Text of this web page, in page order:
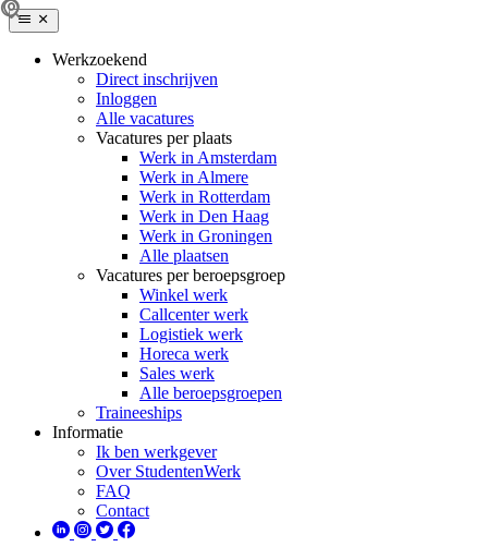
Werkzoekend
Direct inschrijven
Inloggen
Alle vacatures
Vacatures per plaats
Werk in Amsterdam
Werk in Almere
Werk in Rotterdam
Werk in Den Haag
Werk in Groningen
Alle plaatsen
Vacatures per beroepsgroep
Winkel werk
Callcenter werk
Logistiek werk
Horeca werk
Sales werk
Alle beroepsgroepen
Traineeships
Informatie
Ik ben werkgever
Over StudentenWerk
FAQ
Contact